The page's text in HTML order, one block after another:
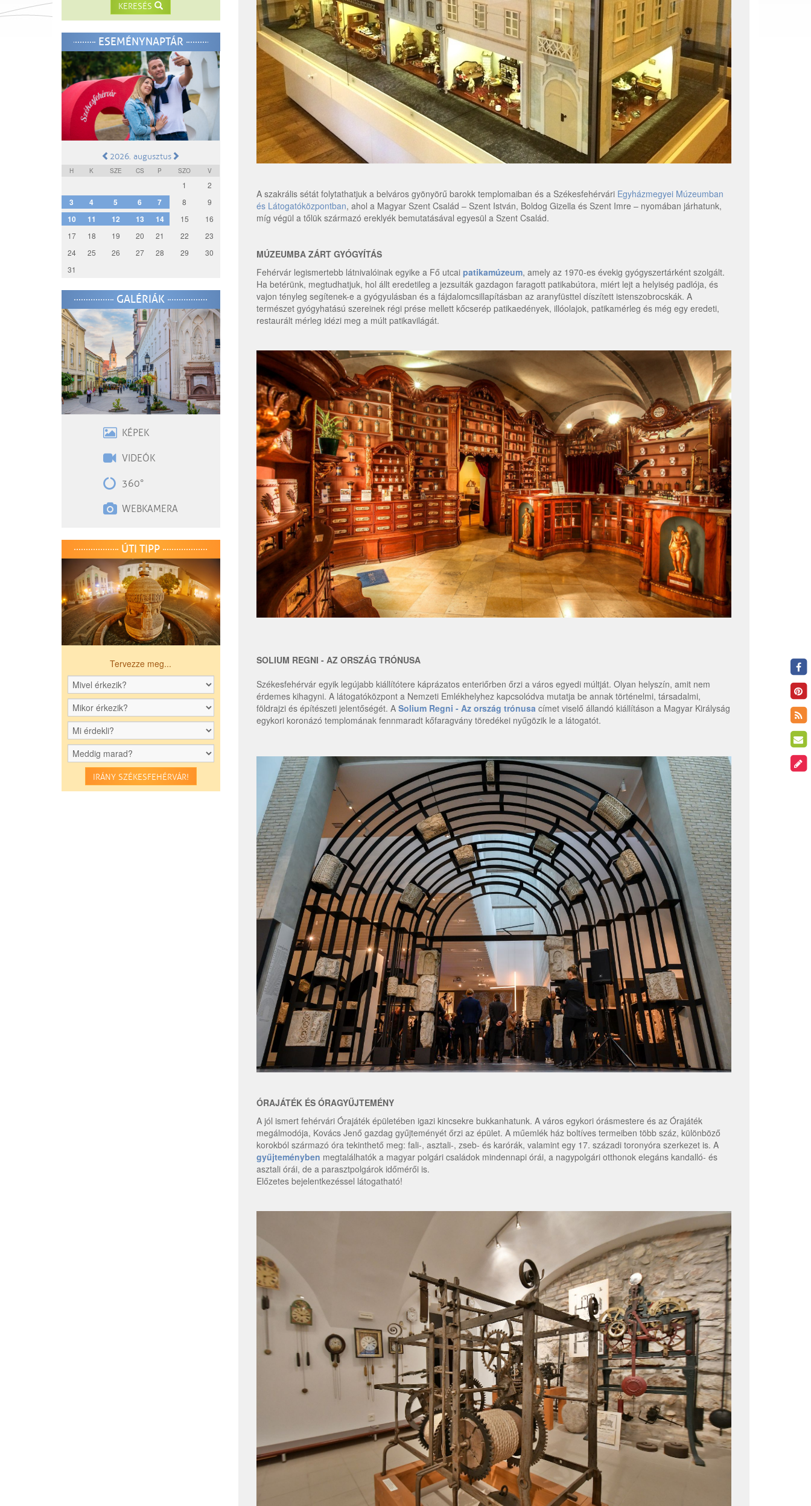
A szakrális sétát folytathatjuk a belváros gyönyörű barokk templomaiban és a Székesfehérvári Egyházmegyei Múzeumban
és Látogatóközpontban, ahol a Magyar Szent Család – Szent István, Boldog Gizella és Szent Imre – nyomában járhatunk,
míg végül a tőlük származó ereklyék bemutatásával egyesül a Szent Család.
MÚZEUMBA ZÁRT GYÓGYÍTÁS
Fehérvár legismertebb látnivalóinak egyike a Fő utcai patikamúzeum, amely az 1970-es évekig gyógyszertárként szolgált.
Ha betérünk, megtudhatjuk, hol állt eredetileg a jezsuiták gazdagon faragott patikabútora, miért lejt a helyiség padlója, és
vajon tényleg segítenek-e a gyógyulásban és a fájdalomcsillapításban az aranyfüsttel díszített istenszobrocskák. A
természet gyógyhatású szereinek régi prése mellett kőcserép patikaedények, illóolajok, patikamérleg és még egy eredeti,
restaurált mérleg idézi meg a múlt patikavilágát.
SOLIUM REGNI - AZ ORSZÁG TRÓNUSA
Székesfehérvár egyik legújabb kiállítótere káprázatos enteriőrben őrzi a város egyedi múltját. Olyan helyszín, amit nem
érdemes kihagyni. A látogatóközpont a Nemzeti Emlékhelyhez kapcsolódva mutatja be annak történelmi, társadalmi,
földrajzi és építészeti jelentőségét. A Solium Regni - Az ország trónusa címet viselő állandó kiállításon a Magyar Királyság
egykori koronázó templomának fennmaradt kőfaragvány töredékei nyűgözik le a látogatót.
ÓRAJÁTÉK ÉS ÓRAGYŰJTEMÉNY
A jól ismert fehérvári Órajáték épületében igazi kincsekre bukkanhatunk. A város egykori órásmestere és az Órajáték
megálmodója, Kovács Jenő gazdag gyűjteményét őrzi az épület. A műemlék ház boltíves termeiben több száz, különböző
korokból származó óra tekinthető meg: fali-, asztali-, zseb- és karórák, valamint egy 17. századi toronyóra szerkezet is. A
gyűjteményben megtalálhatók a magyar polgári családok mindennapi órái, a nagypolgári otthonok elegáns kandalló- és
asztali órái, de a parasztpolgárok időmérői is.
Előzetes bejelentkezéssel látogatható!
KERESÉS
ESEMÉNYNAPTÁR
2026. augusztus
H K SZE CS P SZO V
1 2
3 4 5 6 7 8 9
10 11 12 13 14 15
16
17
18 19 20 21 22
23
24
25 26 27 28 29
30
31
GALÉRIÁK
KÉPEK
VIDEÓK
360°
WEBKAMERA
ÚTI TIPP
Tervezze meg...
IRÁNY SZÉKESFEHÉRVÁR!